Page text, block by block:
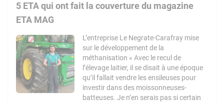
5 ETA qui ont fait la couverture du magazine
ETA MAG
L’entreprise Le Negrate-Carafray mise
sur le développement de la
méthanisation « Avec le recul de
l’élevage laitier, il se disait à une époque
qu’il fallait vendre les ensileuses pour
investir dans des moissonneuses-
batteuses. Je n’en serais pas si certain